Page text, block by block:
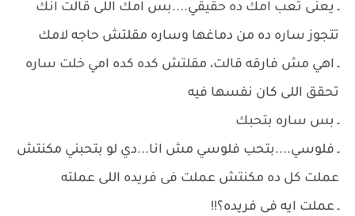
ـ يعنى تعب امك ده حقيقي....بس امك اللى قالت انك
تتجوز ساره ده من دماغها وساره مقلتش حاجه لامك
ـ اهي مش فارقه قالت، مقلتش كده كده امي خلت ساره
تحقق اللى كان نفسها فيه
ـ بس ساره بتحبك
ـ فلوسي....بتحب فلوسي مش انا...دي لو بتحبني مكنتش
عملت كل ده مكنتش عملت فى فريده اللى عملته
ـ عملت ايه فى فريده؟!!